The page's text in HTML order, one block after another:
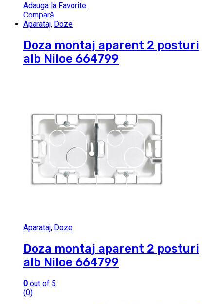
Adauga la Favorite
Compară
Aparataj, Doze
Doza montaj aparent 2 posturi
alb Niloe 664799
Aparataj, Doze
Doza montaj aparent 2 posturi
alb Niloe 664799
0 out of 5
(0)